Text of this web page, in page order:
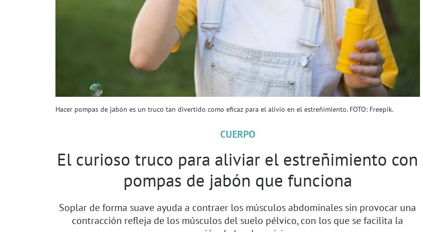
Hacer pompas de jabón es un truco tan divertido como eficaz para el alivio en el estreñimiento. FOTO: Freepik.
CUERPO
El curioso truco para aliviar el estreñimiento con
pompas de jabón que funciona
Soplar de forma suave ayuda a contraer los músculos abdominales sin provocar una
contracción refleja de los músculos del suelo pélvico, con los que se facilita la